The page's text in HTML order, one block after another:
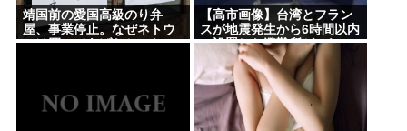
靖国前の愛国高級のり弁
屋、事業停止。なぜネトウ
ヨは買ってあげなかった
【高市画像】台湾とフラン
スが地震発生から6時間以内
に設置した避難所がこれ
www